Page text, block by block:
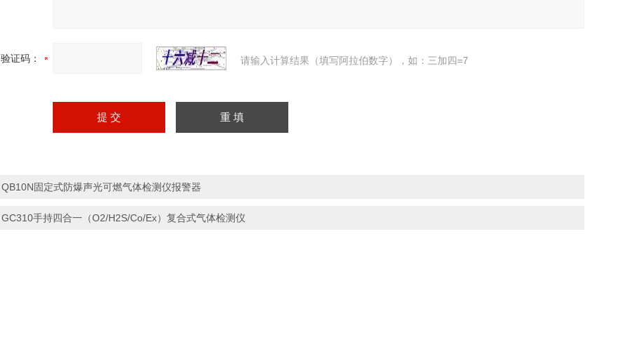
验证码： 请输入计算结果（填写阿拉伯数字），如：三加四=7
QB10N固定式防爆声光可燃气体检测仪报警器
GC310手持四合一（O2/H2S/Co/Ex）复合式气体检测仪